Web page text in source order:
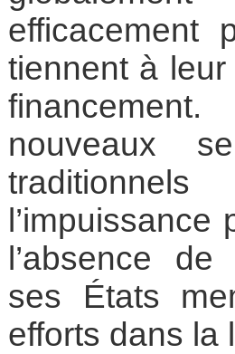
efficacement
tiennent à
nouveaux
l’impuissance
l’absence
ses États
efforts dans la